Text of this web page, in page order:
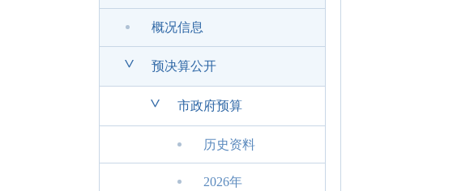
概况信息
> 预决算公开
> 市政府预算
历史资料
2026年